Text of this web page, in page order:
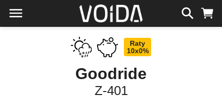
Raty
10x0%
Goodride
Z-401